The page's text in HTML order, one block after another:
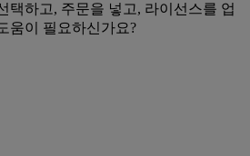
택하고, 주문을 넣고, 라이선스를 업
움이 필요하신가요?